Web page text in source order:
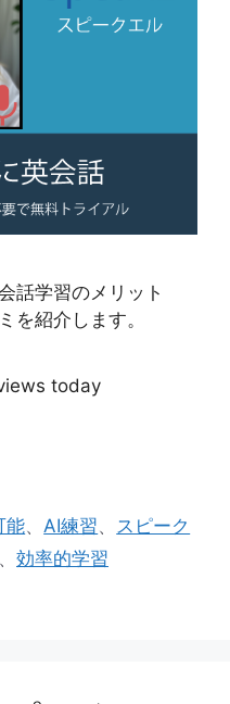
話学習のメリット
を紹介します。
today
能、AI練習、 スピーク
、 効率的学習